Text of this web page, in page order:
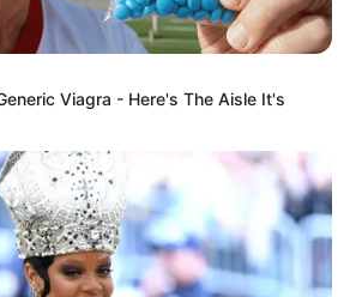
Público Notícia > Piso Nacional
aprovação do Reajuste do Piso Nacional os
Viagra - Here's The Aisle It's